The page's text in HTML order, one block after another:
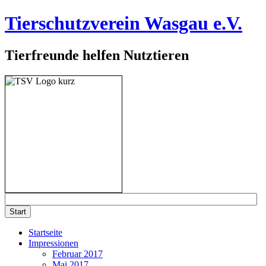
Tierschutzverein Wasgau e.V.
Tierfreunde helfen Nutztieren
Startseite
Impressionen
Februar 2017